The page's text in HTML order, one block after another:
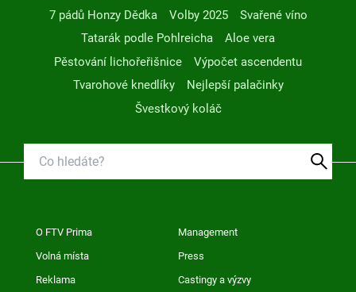
7 pádů Honzy Dědka
Volby 2025
Svařené víno
Tatarák podle Pohlreicha
Aloe vera
Pěstování lichořeřišnice
Výpočet ascendentu
Tvarohové knedlíky
Nejlepší palačinky
Švestkový koláč
O FTV Prima Management
Volná místa Press
Reklama Castingy a výzvy